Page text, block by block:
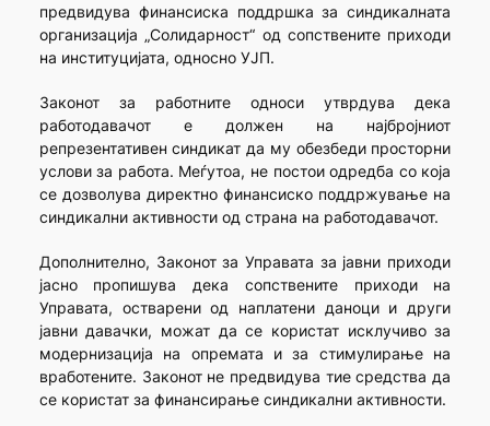
предвидува финансиска поддршка за синдикалната
организација „Солидарност“ од сопствените приходи
на институцијата, односно УЈП.
Законот за работните односи утврдува дека
работодавачот е должен на најбројниот
репрезентативен синдикат да му обезбеди просторни
услови за работа. Меѓутоа, не постои одредба со која
се дозволува директно финансиско поддржување на
синдикални активности од страна на работодавачот.
Дополнително, Законот за Управата за јавни приходи
јасно пропишува дека сопствените приходи на
Управата, остварени од наплатени даноци и други
јавни давачки, можат да се користат исклучиво за
модернизација на опремата и за стимулирање на
вработените. Законот не предвидува тие средства да
се користат за финансирање синдикални активности.